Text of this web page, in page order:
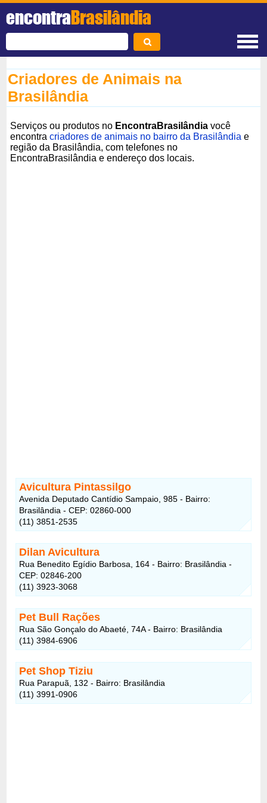
encontraBrasilândia
Criadores de Animais na
Brasilândia
Serviços ou produtos no EncontraBrasilândia você
encontracriadores de animais no bairro da Brasilândia e
região da Brasilândia, com telefones no
EncontraBrasilândia e endereço dos locais.
Avicultura Pintassilgo
Avenida Deputado Cantídio Sampaio, 985 - Bairro:
Brasilândia - CEP: 02860-000
(11) 3851-2535
Dilan Avicultura
Rua Benedito Egídio Barbosa, 164 - Bairro: Brasilândia -
CEP: 02846-200
(11) 3923-3068
Pet Bull Rações
Rua São Gonçalo do Abaeté, 74A - Bairro: Brasilândia
(11) 3984-6906
Pet Shop Tiziu
Rua Parapuã, 132 - Bairro: Brasilândia
(11) 3991-0906